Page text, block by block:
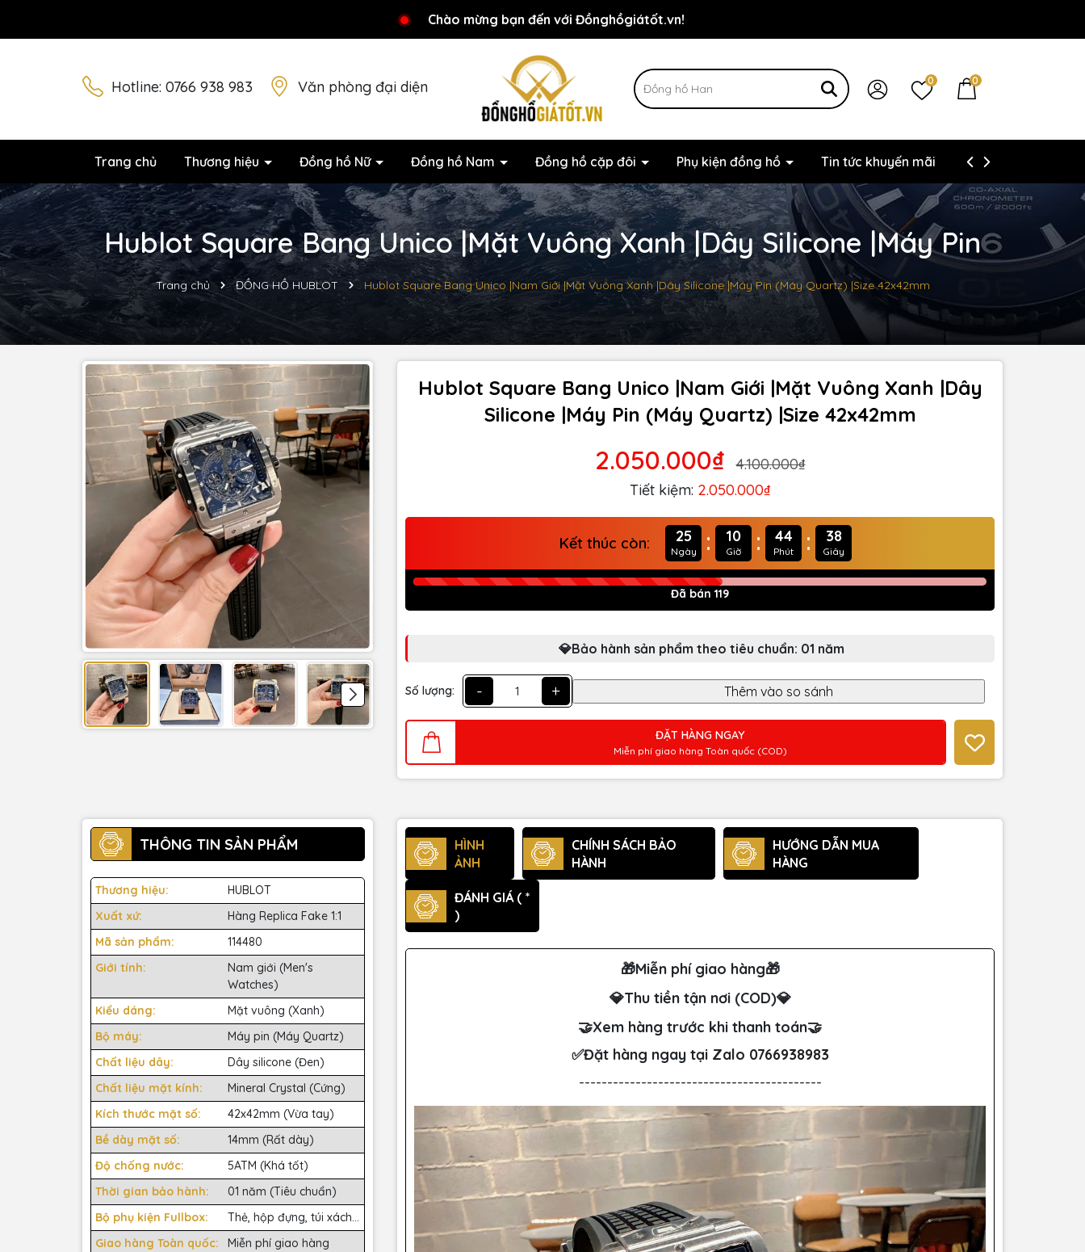
Chào mừng bạn đến với Đồnghồgiátốt.vn!
Chương trình khuyến mãi đang chờ đợi bạn
Hotline: 0766 938 983 Văn phòng đại diện 0 0
Trang chủ Thương hiệu Đồng hồ Nữ Đồng hồ Nam Đồng hồ cặp đôi Phụ kiện đồng hồ Tin tức khuyến mãi Thông tin liên hệ
Hublot Square Bang Unico |Mặt Vuông Xanh |Dây Silicone |Máy Pin
Trang chủ ĐỒNG HỒ HUBLOT Hublot Square Bang Unico |Nam Giới |Mặt Vuông Xanh |Dây Silicone |Máy Pin (Máy Quartz) |Size 42x42mm
Hublot Square Bang Unico |Nam Giới |Mặt Vuông Xanh |Dây
Silicone |Máy Pin (Máy Quartz) |Size 42x42mm
2.050.000₫
4.100.000₫
Tiết kiệm: 2.050.000₫
Kết thúc còn: 25
Ngày : 10
Giờ : 44
Phút : 36
Giây
Đã bán 119
💎Bảo hành sản phẩm theo tiêu chuẩn: 01 năm
Số lượng: - +
ĐẶT HÀNG NGAY
Miễn phí giao hàng Toàn quốc (COD)
THÔNG TIN SẢN PHẨM
Thương hiệu:
HUBLOT
Xuất xứ:
Hàng Replica Fake 1:1
Mã sản phẩm:
114480
Giới tính:
Nam giới (Men's
Watches)
Kiểu dáng:
Mặt vuông (Xanh)
Bộ máy:
Máy pin (Máy Quartz)
Chất liệu dây:
Dây silicone (Đen)
Chất liệu mặt kính:
Mineral Crystal (Cứng)
Kích thước mặt số:
42x42mm (Vừa tay)
Bề dày mặt số:
14mm (Rất dày)
Độ chống nước:
5ATM (Khá tốt)
Thời gian bảo hành:
01 năm (Tiêu chuẩn)
Bộ phụ kiện Fullbox:
Thẻ, hộp đựng, túi xách...
Giao hàng Toàn quốc:
Miễn phí giao hàng
HÌNH
ẢNH
CHÍNH SÁCH BẢO
HÀNH
HƯỚNG DẪN MUA
HÀNG
ĐÁNH GIÁ ( *
)
🎁Miễn phí giao hàng🎁
💎Thu tiền tận nơi (COD)💎
🤝Xem hàng trước khi thanh toán🤝
✅Đặt hàng ngay tại Zalo 0766938983
-------------------------------------------